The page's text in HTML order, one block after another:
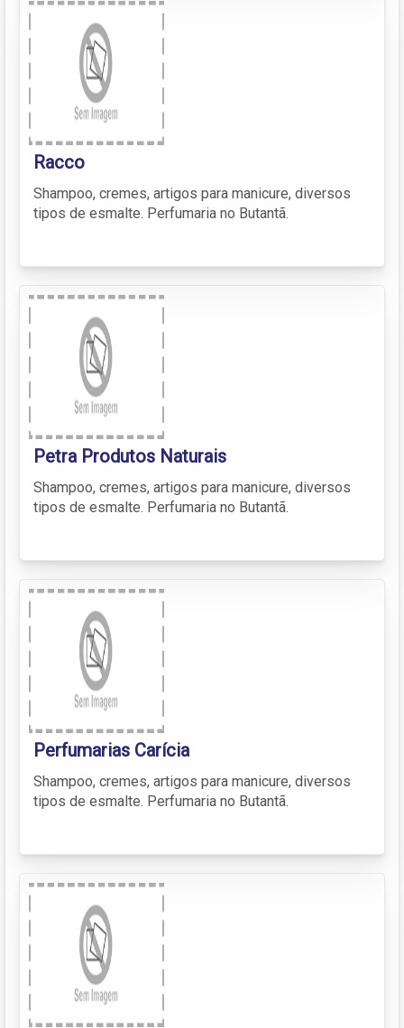
Racco
Shampoo, cremes, artigos para manicure, diversos
tipos de esmalte. Perfumaria no Butantã.
Petra Produtos Naturais
Shampoo, cremes, artigos para manicure, diversos
tipos de esmalte. Perfumaria no Butantã.
Perfumarias Carícia
Shampoo, cremes, artigos para manicure, diversos
tipos de esmalte. Perfumaria no Butantã.